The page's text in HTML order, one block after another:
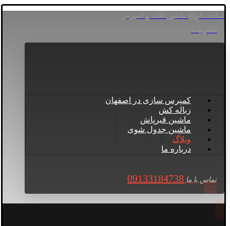
ساخت انواع ماشین آلات و کمپرس
کمپرس سازی در اصفهان
زباله کش
ماشین قیرپاش
ماشین جدول شوی
وبلاگ
درباره ما
تماس با ما 09133184738